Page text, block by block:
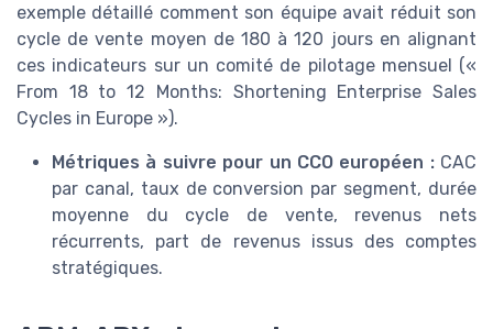
exemple détaillé comment son équipe avait réduit son
cycle de vente moyen de 180 à 120 jours en alignant
ces indicateurs sur un comité de pilotage mensuel («
From 18 to 12 Months: Shortening Enterprise Sales
Cycles in Europe »).
Métriques à suivre pour un CCO européen :CAC
par canal, taux de conversion par segment, durée
moyenne du cycle de vente, revenus nets
récurrents, part de revenus issus des comptes
stratégiques.